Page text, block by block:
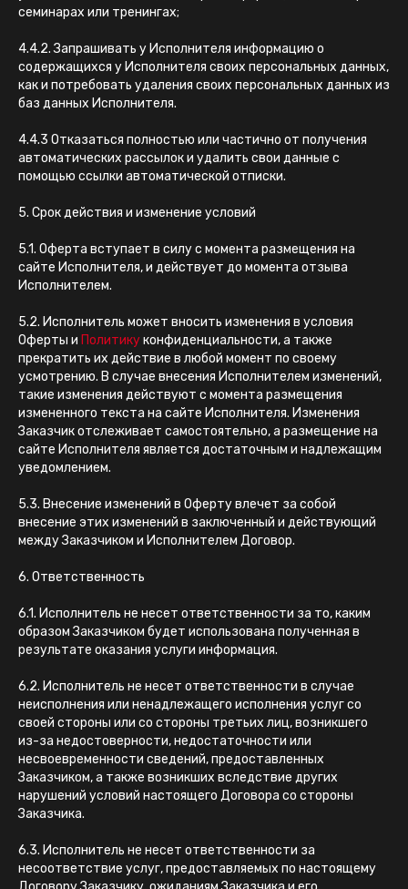
семинарах или тренингах;
4.4.2. Запрашивать у Исполнителя информацию о
содержащихся у Исполнителя своих персональных данных,
как и потребовать удаления своих персональных данных из
баз данных Исполнителя.
4.4.3 Отказаться полностью или частично от получения
автоматических рассылок и удалить свои данные с
помощью ссылки автоматической отписки.
5. Срок действия и изменение условий
5.1. Оферта вступает в силу с момента размещения на
сайте Исполнителя, и действует до момента отзыва
Исполнителем.
5.2. Исполнитель может вносить изменения в условия
Оферты и Политикуконфиденциальности, а также
прекратить их действие в любой момент по своему
усмотрению. В случае внесения Исполнителем изменений,
такие изменения действуют с момента размещения
измененного текста на сайте Исполнителя. Изменения
Заказчик отслеживает самостоятельно, а размещение на
сайте Исполнителя является достаточным и надлежащим
уведомлением.
5.3. Внесение изменений в Оферту влечет за собой
внесение этих изменений в заключенный и действующий
между Заказчиком и Исполнителем Договор.
6. Ответственность
6.1. Исполнитель не несет ответственности за то, каким
образом Заказчиком будет использована полученная в
результате оказания услуги информация.
6.2. Исполнитель не несет ответственности в случае
неисполнения или ненадлежащего исполнения услуг со
своей стороны или со стороны третьих лиц, возникшего
из-за недостоверности, недостаточности или
несвоевременности сведений, предоставленных
Заказчиком, а также возникших вследствие других
нарушений условий настоящего Договора со стороны
Заказчика.
6.3. Исполнитель не несет ответственности за
несоответствие услуг, предоставляемых по настоящему